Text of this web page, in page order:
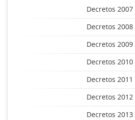
Decretos 2007
Decretos 2008
Decretos 2009
Decretos 2010
Decretos 2011
Decretos 2012
Decretos 2013